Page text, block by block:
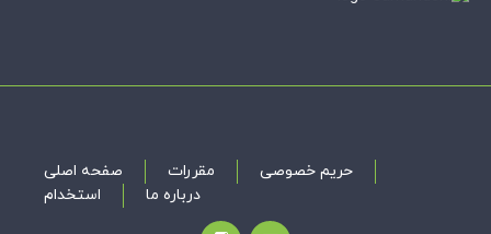
صفحه اصلی مقررات
حریم خصوصی
استخدام
درباره ما